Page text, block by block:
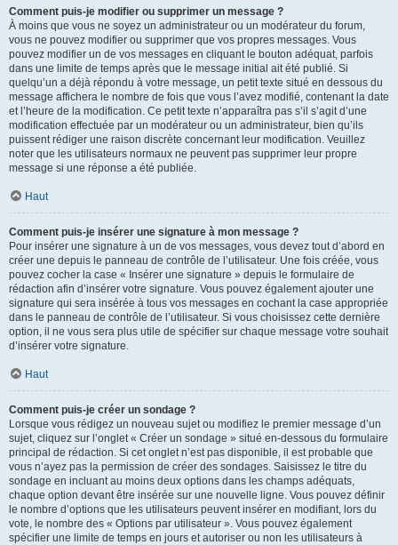
Comment puis-je modifier ou supprimer un message ?
À moins que vous ne soyez un administrateur ou un modérateur du forum,
vous ne pouvez modifier ou supprimer que vos propres messages. Vous
pouvez modifier un de vos messages en cliquant le bouton adéquat, parfois
dans une limite de temps après que le message initial ait été publié. Si
quelqu’un a déjà répondu à votre message, un petit texte situé en dessous du
message affichera le nombre de fois que vous l’avez modifié, contenant la date
et l’heure de la modification. Ce petit texte n’apparaîtra pas s’il s’agit d’une
modification effectuée par un modérateur ou un administrateur, bien qu’ils
puissent rédiger une raison discrète concernant leur modification. Veuillez
noter que les utilisateurs normaux ne peuvent pas supprimer leur propre
message si une réponse a été publiée.
Haut
Comment puis-je insérer une signature à mon message ?
Pour insérer une signature à un de vos messages, vous devez tout d’abord en
créer une depuis le panneau de contrôle de l’utilisateur. Une fois créée, vous
pouvez cocher la case « Insérer une signature » depuis le formulaire de
rédaction afin d’insérer votre signature. Vous pouvez également ajouter une
signature qui sera insérée à tous vos messages en cochant la case appropriée
dans le panneau de contrôle de l’utilisateur. Si vous choisissez cette dernière
option, il ne vous sera plus utile de spécifier sur chaque message votre souhait
d’insérer votre signature.
Haut
Comment puis-je créer un sondage ?
Lorsque vous rédigez un nouveau sujet ou modifiez le premier message d’un
sujet, cliquez sur l’onglet « Créer un sondage » situé en-dessous du formulaire
principal de rédaction. Si cet onglet n’est pas disponible, il est probable que
vous n’ayez pas la permission de créer des sondages. Saisissez le titre du
sondage en incluant au moins deux options dans les champs adéquats,
chaque option devant être insérée sur une nouvelle ligne. Vous pouvez définir
le nombre d’options que les utilisateurs peuvent insérer en modifiant, lors du
vote, le nombre des « Options par utilisateur ». Vous pouvez également
spécifier une limite de temps en jours et autoriser ou non les utilisateurs à